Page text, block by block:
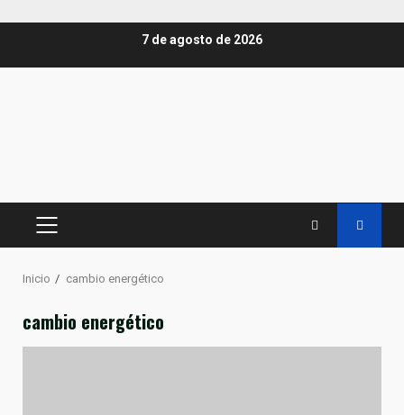
7 de agosto de 2026
MENÚ
Inicio cambio energético
cambio energético